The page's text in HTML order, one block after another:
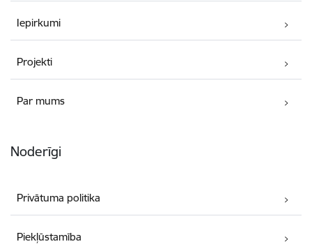
Iepirkumi
Projekti
Par mums
Noderīgi
Privātuma politika
Piekļūstamība